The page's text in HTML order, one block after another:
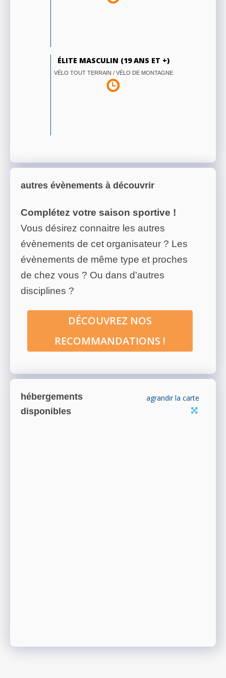
ÉLITE MASCULIN (19 ANS ET +)
VÉLO TOUT TERRAIN / VÉLO DE MONTAGNE
autres évènements à découvrir
Complétez votre saison sportive !
Vous désirez connaitre les autres
évènements de cet organisateur ? Les
évènements de même type et proches
de chez vous ? Ou dans d'autres
disciplines ?
DÉCOUVREZ NOS
RECOMMANDATIONS !
hébergements
disponibles
agrandir la carte